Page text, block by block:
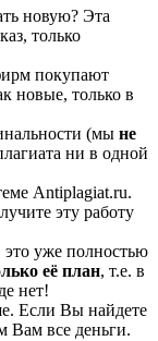
новую? Эта
только
покупают
новые, только в
(мы не
ни в одной
Аntiplagiat.ru.
эту работу
это уже полностью
её план, т.е. в
нет!
Если Вы найдете
Вам все деньги.